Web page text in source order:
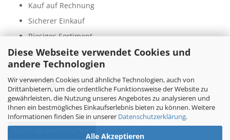
Diese Webseite verwendet Cookies und
andere Technologien
Wir verwenden Cookies und ähnliche Technologien, auch von
Drittanbietern, um die ordentliche Funktionsweise der Website zu
gewährleisten, die Nutzung unseres Angebotes zu analysieren und
Ihnen ein bestmögliches Einkaufserlebnis bieten zu können. Weitere
Informationen finden Sie in unserer Datenschutzerklärung.
Alle Akzeptieren
Kauf auf Rechnung
Sicherer Einkauf
Riesiges Sortiment
ZAHLUNGSARTEN